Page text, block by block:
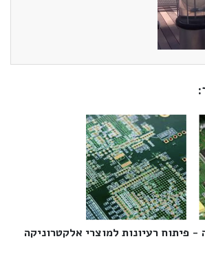
- פיתוח רעיונות למוצרי אלקטרוניקה